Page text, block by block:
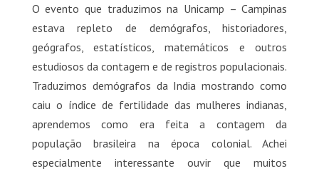
O evento que traduzimos na Unicamp – Campinas
estava repleto de demógrafos, historiadores,
geógrafos, estatísticos, matemáticos e outros
estudiosos da contagem e de registros populacionais.
Traduzimos demógrafos da India mostrando como
caiu o índice de fertilidade das mulheres indianas,
aprendemos como era feita a contagem da
população brasileira na época colonial. Achei
especialmente interessante ouvir que muitos